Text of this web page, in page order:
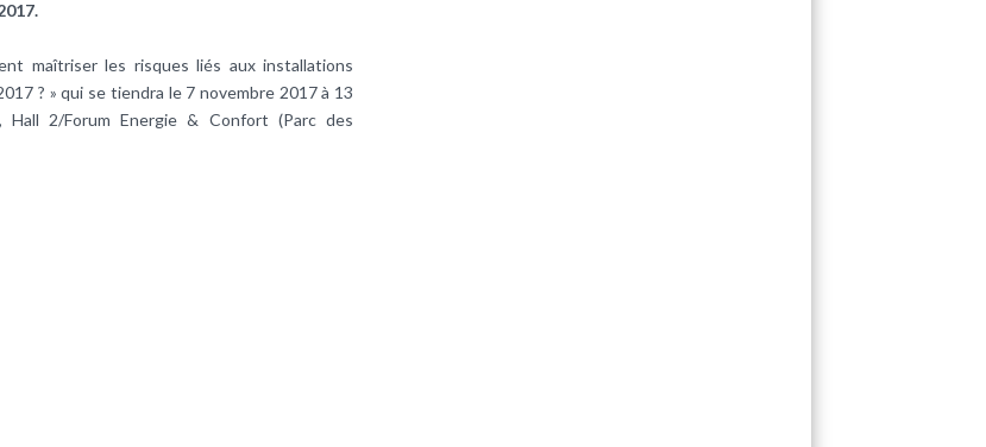
maîtriser les risques liés aux installations
? » qui se tiendra le 7 novembre 2017 à 13
Hall 2/Forum Energie & Confort (Parc des